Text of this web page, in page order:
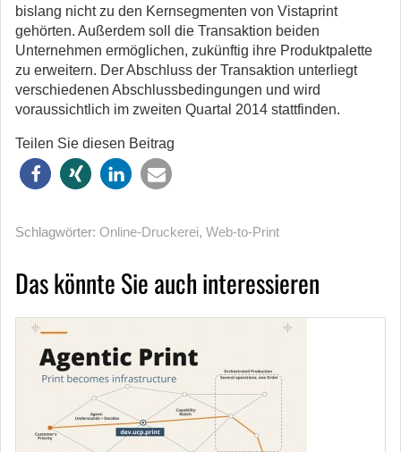
bislang nicht zu den Kernsegmenten von Vistaprint
gehörten. Außerdem soll die Transaktion beiden
Unternehmen ermöglichen, zukünftig ihre Produktpalette
zu erweitern. Der Abschluss der Transaktion unterliegt
verschiedenen Abschlussbedingungen und wird
voraussichtlich im zweiten Quartal 2014 stattfinden.
Teilen Sie diesen Beitrag
Schlagwörter: Online-Druckerei, Web-to-Print
Das könnte Sie auch interessieren